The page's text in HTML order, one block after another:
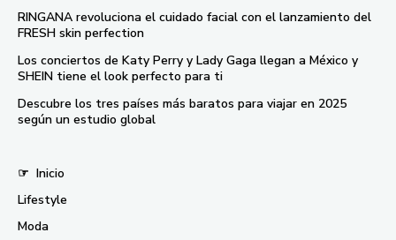
RINGANA revoluciona el cuidado facial con el lanzamiento del
FRESH skin perfection
Los conciertos de Katy Perry y Lady Gaga llegan a México y
SHEIN tiene el look perfecto para ti
Descubre los tres países más baratos para viajar en 2025
según un estudio global
☞ Inicio
Lifestyle
Moda